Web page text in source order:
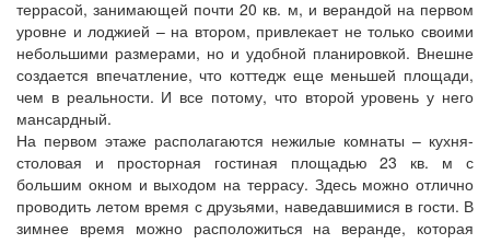
террасой, занимающей почти 20 кв. м, и верандой на первом
уровне и лоджией – на втором, привлекает не только своими
небольшими размерами, но и удобной планировкой. Внешне
создается впечатление, что коттедж еще меньшей площади,
чем в реальности. И все потому, что второй уровень у него
мансардный.
На первом этаже располагаются нежилые комнаты – кухня-
столовая и просторная гостиная площадью 23 кв. м с
большим окном и выходом на террасу. Здесь можно отлично
проводить летом время с друзьями, наведавшимися в гости. В
зимнее время можно расположиться на веранде, которая